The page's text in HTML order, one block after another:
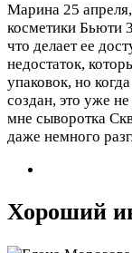
Марина 25
косметики Бьюти
что делает ее
недостаток,
упаковок, но
создан, это уже
мне сыворотка
даже немного
Хороший